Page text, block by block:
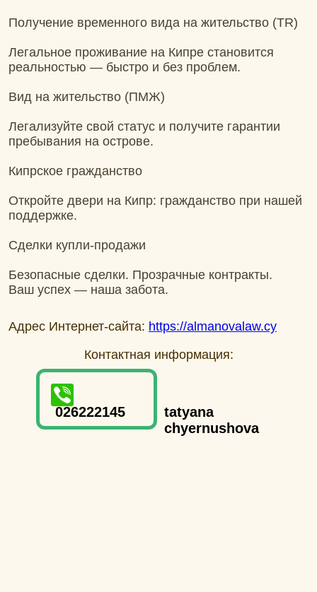
Получение временного вида на жительство (TR)
Легальное проживание на Кипре становится
реальностью — быстро и без проблем.
Вид на жительство (ПМЖ)
Легализуйте свой статус и получите гарантии
пребывания на острове.
Кипрское гражданство
Откройте двери на Кипр: гражданство при нашей
поддержке.
Сделки купли-продажи
Безопасные сделки. Прозрачные контракты.
Ваш успех — наша забота.
Адрес Интернет-сайта: https://almanovalaw.cy
Контактная информация:
026222145
tatyana
chyernushova